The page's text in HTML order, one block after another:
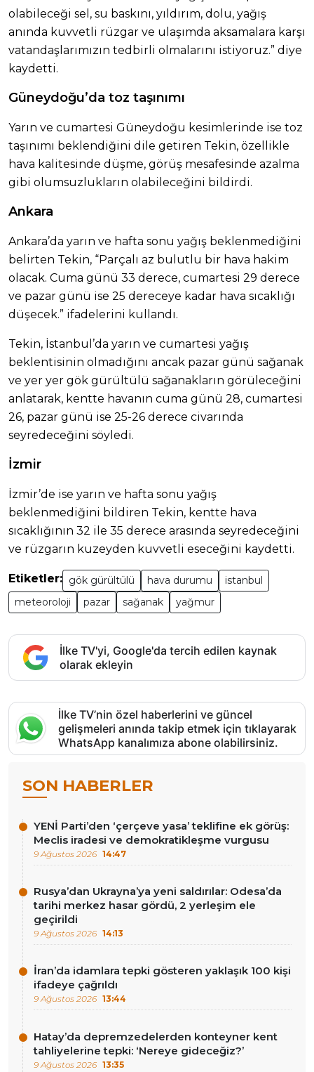
olabileceği sel, su baskını, yıldırım, dolu, yağış
anında kuvvetli rüzgar ve ulaşımda aksamalara karşı
vatandaşlarımızın tedbirli olmalarını istiyoruz.” diye
kaydetti.
Güneydoğu’da toz taşınımı
Yarın ve cumartesi Güneydoğu kesimlerinde ise toz
taşınımı beklendiğini dile getiren Tekin, özellikle
hava kalitesinde düşme, görüş mesafesinde azalma
gibi olumsuzlukların olabileceğini bildirdi.
Ankara
Ankara’da yarın ve hafta sonu yağış beklenmediğini
belirten Tekin, “Parçalı az bulutlu bir hava hakim
olacak. Cuma günü 33 derece, cumartesi 29 derece
ve pazar günü ise 25 dereceye kadar hava sıcaklığı
düşecek.” ifadelerini kullandı.
Tekin, İstanbul’da yarın ve cumartesi yağış
beklentisinin olmadığını ancak pazar günü sağanak
ve yer yer gök gürültülü sağanakların görüleceğini
anlatarak, kentte havanın cuma günü 28, cumartesi
26, pazar günü ise 25-26 derece civarında
seyredeceğini söyledi.
İzmir
İzmir’de ise yarın ve hafta sonu yağış
beklenmediğini bildiren Tekin, kentte hava
sıcaklığının 32 ile 35 derece arasında seyredeceğini
ve rüzgarın kuzeyden kuvvetli eseceğini kaydetti.
Etiketler: gök gürültülü hava durumu
istanbul
meteoroloji
pazar sağanak yağmur
İlke TV'yi, Google'da tercih edilen kaynak
olarak ekleyin
İlke TV’nin özel haberlerini ve güncel
gelişmeleri anında takip etmek için tıklayarak
WhatsApp kanalımıza abone olabilirsiniz.
SON HABERLER
YENİ Parti’den ‘çerçeve yasa’ teklifine ek görüş:
Meclis iradesi ve demokratikleşme vurgusu
9 Ağustos 2026 14:47
Rusya’dan Ukrayna’ya yeni saldırılar: Odesa’da
tarihi merkez hasar gördü, 2 yerleşim ele
geçirildi
9 Ağustos 2026 14:13
İran’da idamlara tepki gösteren yaklaşık 100 kişi
ifadeye çağrıldı
9 Ağustos 2026 13:44
Hatay’da depremzedelerden konteyner kent
tahliyelerine tepki: ‘Nereye gideceğiz?’
9 Ağustos 2026 13:35